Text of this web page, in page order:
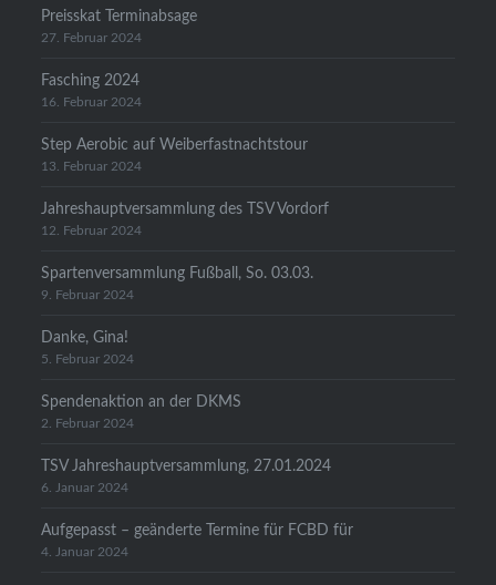
Preisskat Terminabsage
27. Februar 2024
Fasching 2024
16. Februar 2024
Step Aerobic auf Weiberfastnachtstour
13. Februar 2024
Jahreshauptversammlung des TSV Vordorf
12. Februar 2024
Spartenversammlung Fußball, So. 03.03.
9. Februar 2024
Danke, Gina!
5. Februar 2024
Spendenaktion an der DKMS
2. Februar 2024
TSV Jahreshauptversammlung, 27.01.2024
6. Januar 2024
Aufgepasst – geänderte Termine für FCBD für
4. Januar 2024